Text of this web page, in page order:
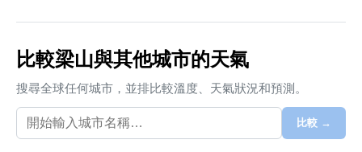
比較梁山與其他城市的天氣
搜尋全球任何城市，並排比較溫度、天氣狀況和預測。
比較 →